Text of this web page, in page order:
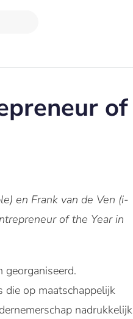
of
en Frank van de Ven (i-
of the Year in
die op maatschappelijk
nadrukkelijk